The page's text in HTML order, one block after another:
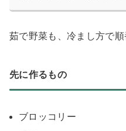
茹で野菜も、冷まし方で順
先に作るもの
ブロッコリー